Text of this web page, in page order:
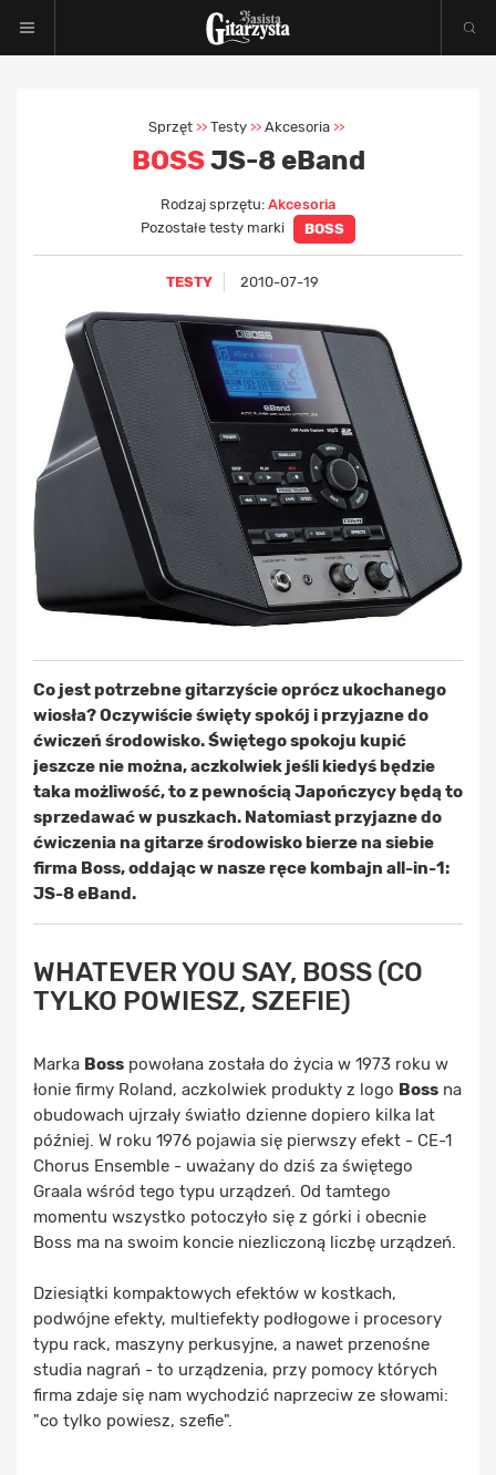
Sprzęt >> Testy >> Akcesoria >>
BOSSJS-8 eBand
Rodzaj sprzętu: Akcesoria
Pozostałe testy marki
BOSS
TESTY 2010-07-19
Co jest potrzebne gitarzyście oprócz ukochanego
wiosła? Oczywiście święty spokój i przyjazne do
ćwiczeń środowisko. Świętego spokoju kupić
jeszcze nie można, aczkolwiek jeśli kiedyś będzie
taka możliwość, to z pewnością Japończycy będą to
sprzedawać w puszkach. Natomiast przyjazne do
ćwiczenia na gitarze środowisko bierze na siebie
firma Boss, oddając w nasze ręce kombajn all-in-1:
JS-8 eBand.
WHATEVER YOU SAY, BOSS (CO
TYLKO POWIESZ, SZEFIE)
Marka Boss powołana została do życia w 1973 roku w
łonie firmy Roland, aczkolwiek produkty z logo Boss na
obudowach ujrzały światło dzienne dopiero kilka lat
później. W roku 1976 pojawia się pierwszy efekt - CE-1
Chorus Ensemble - uważany do dziś za świętego
Graala wśród tego typu urządzeń. Od tamtego
momentu wszystko potoczyło się z górki i obecnie
Boss ma na swoim koncie niezliczoną liczbę urządzeń.
Dziesiątki kompaktowych efektów w kostkach,
podwójne efekty, multiefekty podłogowe i procesory
typu rack, maszyny perkusyjne, a nawet przenośne
studia nagrań - to urządzenia, przy pomocy których
firma zdaje się nam wychodzić naprzeciw ze słowami:
"co tylko powiesz, szefie".